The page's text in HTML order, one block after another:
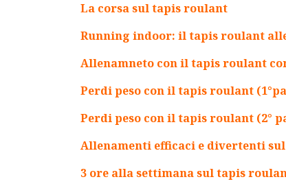
La corsa sul tapis roulant
Running indoor: il tapis roulant
Allenamneto con il tapis roulant
Perdi peso con il tapis roulant
Perdi peso con il tapis roulant (2°
Allenamenti efficaci e divertenti
3 ore alla settimana sul tapis